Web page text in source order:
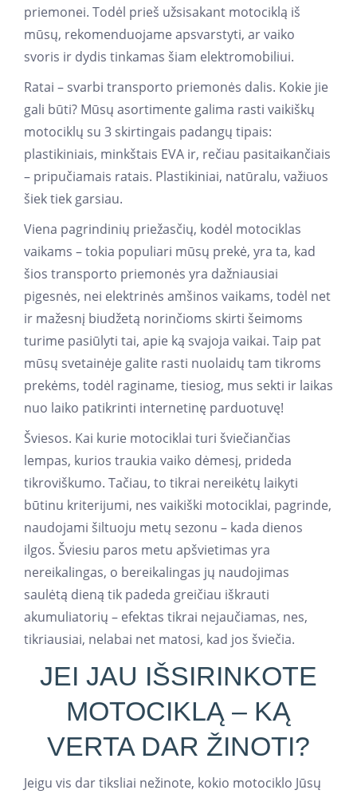
priemonei. Todėl prieš užsisakant motociklą iš
mūsų, rekomenduojame apsvarstyti, ar vaiko
svoris ir dydis tinkamas šiam elektromobiliui.
Ratai – svarbi transporto priemonės dalis. Kokie jie
gali būti? Mūsų asortimente galima rasti vaikiškų
motociklų su 3 skirtingais padangų tipais:
plastikiniais, minkštais EVA ir, rečiau pasitaikančiais
– pripučiamais ratais. Plastikiniai, natūralu, važiuos
šiek tiek garsiau.
Viena pagrindinių priežasčių, kodėl motociklas
vaikams – tokia populiari mūsų prekė, yra ta, kad
šios transporto priemonės yra dažniausiai
pigesnės, nei elektrinės amšinos vaikams, todėl net
ir mažesnį biudžetą norinčioms skirti šeimoms
turime pasiūlyti tai, apie ką svajoja vaikai. Taip pat
mūsų svetainėje galite rasti nuolaidų tam tikroms
prekėms, todėl raginame, tiesiog, mus sekti ir laikas
nuo laiko patikrinti internetinę parduotuvę!
Šviesos. Kai kurie motociklai turi šviečiančias
lempas, kurios traukia vaiko dėmesį, prideda
tikroviškumo. Tačiau, to tikrai nereikėtų laikyti
būtinu kriterijumi, nes vaikiški motociklai, pagrinde,
naudojami šiltuoju metų sezonu – kada dienos
ilgos. Šviesiu paros metu apšvietimas yra
nereikalingas, o bereikalingas jų naudojimas
saulėtą dieną tik padeda greičiau iškrauti
akumuliatorių – efektas tikrai nejaučiamas, nes,
tikriausiai, nelabai net matosi, kad jos šviečia.
JEI JAU IŠSIRINKOTE
MOTOCIKLĄ – KĄ
VERTA DAR ŽINOTI?
Jeigu vis dar tiksliai nežinote, kokio motociklo Jūsų